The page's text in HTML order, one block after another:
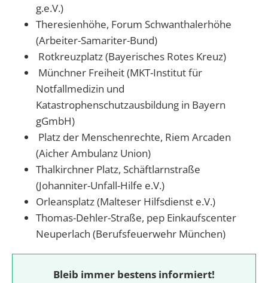
g.e.V.)
Theresienhöhe, Forum Schwanthalerhöhe
(Arbeiter-Samariter-Bund)
Rotkreuzplatz (Bayerisches Rotes Kreuz)
Münchner Freiheit (MKT-Institut für
Notfallmedizin und
Katastrophenschutzausbildung in Bayern
gGmbH)
Platz der Menschenrechte, Riem Arcaden
(Aicher Ambulanz Union)
Thalkirchner Platz, Schäftlarnstraße
(Johanniter-Unfall-Hilfe e.V.)
Orleansplatz (Malteser Hilfsdienst e.V.)
Thomas-Dehler-Straße, pep Einkaufscenter
Neuperlach (Berufsfeuerwehr München)
Bleib immer bestens informiert!